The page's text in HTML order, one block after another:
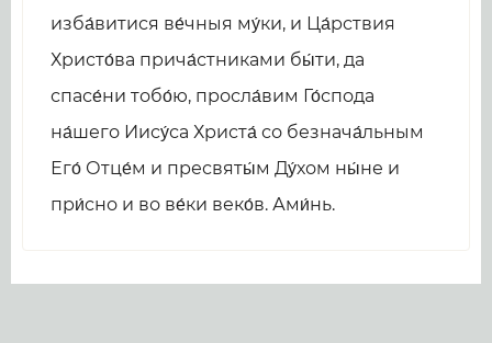
изба́витися ве́чныя му́ки, и Ца́рствия
Христо́ва прича́стниками бы́ти, да
спасе́ни тобо́ю, просла́вим Го́спода
на́шего Иису́са Христа́ со безнача́льным
Его́ Отце́м и пресвяты́м Ду́хом ны́не и
при́сно и во ве́ки веко́в. Ами́нь.